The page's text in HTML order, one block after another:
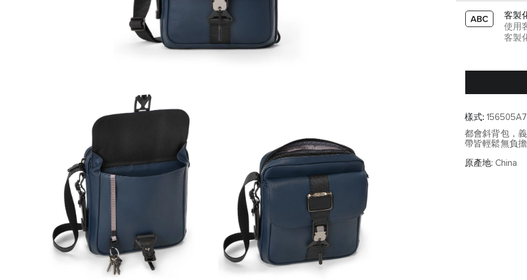
客製
使用
客製
樣式:
都會斜背包，
帶皆輕鬆無負擔
原產地: China